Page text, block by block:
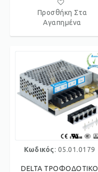
Προσθήκη Στα
Αγαπημένα
Κωδικός: 05.01.0179
DELTA ΤΡΟΦΟΔΟΤΙΚΟ